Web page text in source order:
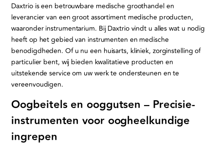
Daxtrio is een betrouwbare medische groothandel en
leverancier van een groot assortiment medische producten,
waaronder instrumentarium. Bij Daxtrio vindt u alles wat u nodig
heeft op het gebied van instrumenten en medische
benodigdheden. Of u nu een huisarts, kliniek, zorginstelling of
particulier bent, wij bieden kwalitatieve producten en
uitstekende service om uw werk te ondersteunen en te
vereenvoudigen.
Oogbeitels en ooggutsen – Precisie-
instrumenten voor oogheelkundige
ingrepen